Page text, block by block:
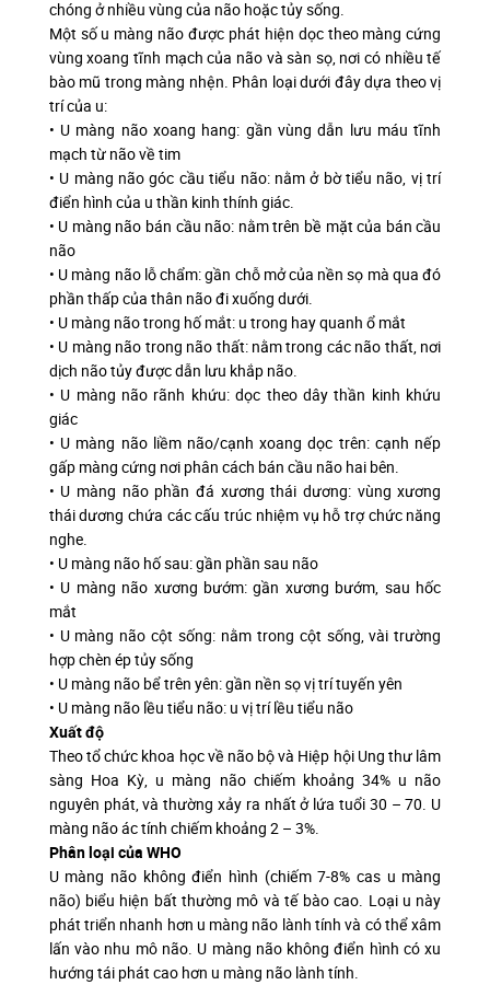
chóng ở nhiều vùng của não hoặc tủy sống.
Một số u màng não được phát hiện dọc theo màng cứng
vùng xoang tĩnh mạch của não và sàn sọ, nơi có nhiều tế
bào mũ trong màng nhện. Phân loại dưới đây dựa theo vị
trí của u:
• U màng não xoang hang: gần vùng dẫn lưu máu tĩnh
mạch từ não về tim
• U màng não góc cầu tiểu não: nằm ở bờ tiểu não, vị trí
điển hình của u thần kinh thính giác.
• U màng não bán cầu não: nằm trên bề mặt của bán cầu
não
• U màng não lỗ chẩm: gần chỗ mở của nền sọ mà qua đó
phần thấp của thân não đi xuống dưới.
• U màng não trong hố mắt: u trong hay quanh ổ mắt
• U màng não trong não thất: nằm trong các não thất, nơi
dịch não tủy được dẫn lưu khắp não.
• U màng não rãnh khứu: dọc theo dây thần kinh khứu
giác
• U màng não liềm não/cạnh xoang dọc trên: cạnh nếp
gấp màng cứng nơi phân cách bán cầu não hai bên.
• U màng não phần đá xương thái dương: vùng xương
thái dương chứa các cấu trúc nhiệm vụ hỗ trợ chức năng
nghe.
• U màng não hố sau: gần phần sau não
• U màng não xương bướm: gần xương bướm, sau hốc
mắt
• U màng não cột sống: nằm trong cột sống, vài trường
hợp chèn ép tủy sống
• U màng não bể trên yên: gần nền sọ vị trí tuyến yên
• U màng não lều tiểu não: u vị trí lều tiểu não
Xuất độ
Theo tổ chức khoa học về não bộ và Hiệp hội Ung thư lâm
sàng Hoa Kỳ, u màng não chiếm khoảng 34% u não
nguyên phát, và thường xảy ra nhất ở lứa tuổi 30 – 70. U
màng não ác tính chiếm khoảng 2 – 3%.
Phân loại của WHO
U màng não không điển hình (chiếm 7-8% cas u màng
não) biểu hiện bất thường mô và tế bào cao. Loại u này
phát triển nhanh hơn u màng não lành tính và có thể xâm
lấn vào nhu mô não. U màng não không điển hình có xu
hướng tái phát cao hơn u màng não lành tính.